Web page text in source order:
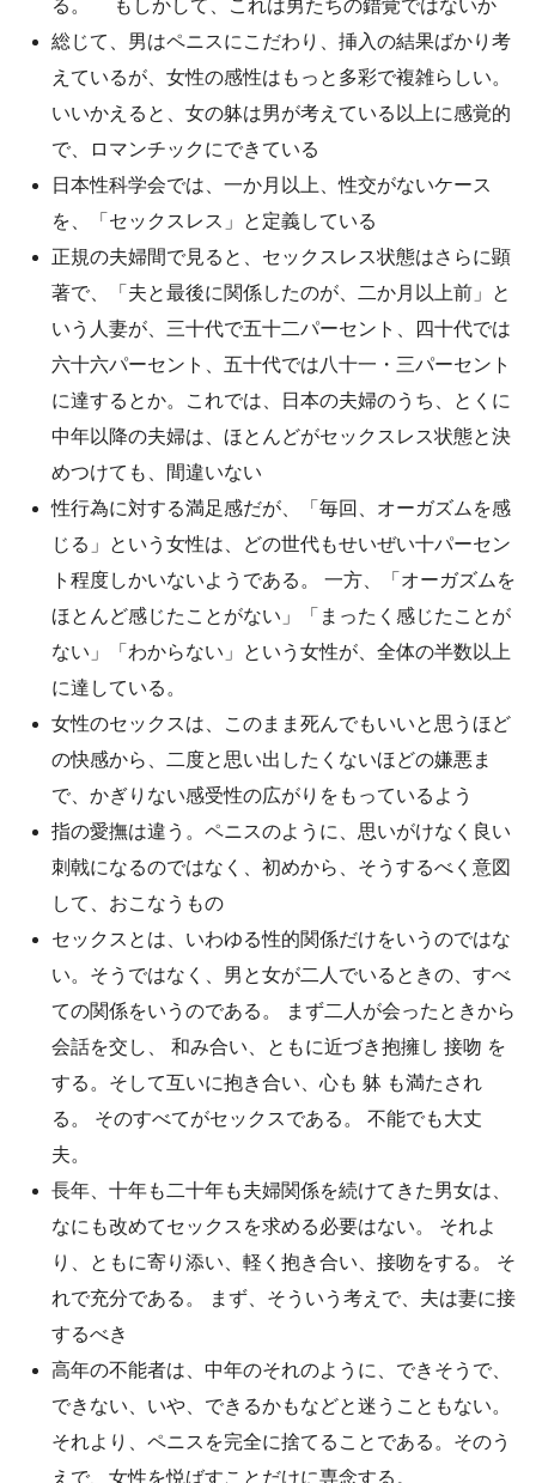
る。 もしかして、これは男たちの錯覚ではないか
総じて、男はペニスにこだわり、挿入の結果ばかり考
えているが、女性の感性はもっと多彩で複雑らしい。
いいかえると、女の躰は男が考えている以上に感覚的
で、ロマンチックにできている
日本性科学会では、一か月以上、性交がないケース
を、「セックスレス」と定義している
正規の夫婦間で見ると、セックスレス状態はさらに顕
著で、「夫と最後に関係したのが、二か月以上前」と
いう人妻が、三十代で五十二パーセント、四十代では
六十六パーセント、五十代では八十一・三パーセント
に達するとか。これでは、日本の夫婦のうち、とくに
中年以降の夫婦は、ほとんどがセックスレス状態と決
めつけても、間違いない
性行為に対する満足感だが、「毎回、オーガズムを感
じる」という女性は、どの世代もせいぜい十パーセン
ト程度しかいないようである。 一方、「オーガズムを
ほとんど感じたことがない」「まったく感じたことが
ない」「わからない」という女性が、全体の半数以上
に達している。
女性のセックスは、このまま死んでもいいと思うほど
の快感から、二度と思い出したくないほどの嫌悪ま
で、かぎりない感受性の広がりをもっているよう
指の愛撫は違う。ペニスのように、思いがけなく良い
刺戟になるのではなく、初めから、そうするべく意図
して、おこなうもの
セックスとは、いわゆる性的関係だけをいうのではな
い。そうではなく、男と女が二人でいるときの、すべ
ての関係をいうのである。 まず二人が会ったときから
会話を交し、 和み合い、ともに近づき抱擁し 接吻 を
する。そして互いに抱き合い、心も 躰 も満たされ
る。 そのすべてがセックスである。 不能でも大丈
夫。
長年、十年も二十年も夫婦関係を続けてきた男女は、
なにも改めてセックスを求める必要はない。 それよ
り、ともに寄り添い、軽く抱き合い、接吻をする。 そ
れで充分である。 まず、そういう考えで、夫は妻に接
するべき
高年の不能者は、中年のそれのように、できそうで、
できない、いや、できるかもなどと迷うこともない。
それより、ペニスを完全に捨てることである。そのう
えで、女性を悦ばすことだけに専念する。